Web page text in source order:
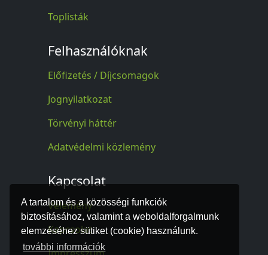
A tartalom és a közösségi funkciók
biztosításához, valamint a weboldalforgalmunk
elemzéséhez sütiket (cookie) használunk.
további információk
Toplisták
Felhasználóknak
Előfizetés / Díjcsomagok
Jognyilatkozat
Törvényi háttér
Adatvédelmi közlemény
Kapcsolat
Vélemény
Kapcsolat